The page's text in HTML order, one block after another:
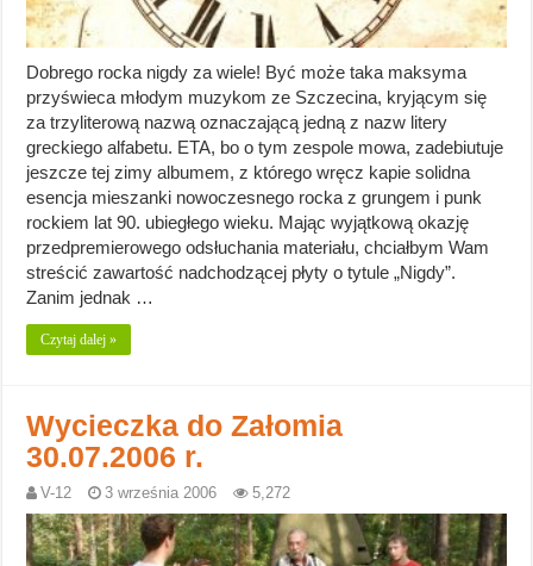
Dobrego rocka nigdy za wiele! Być może taka maksyma
przyświeca młodym muzykom ze Szczecina, kryjącym się
za trzyliterową nazwą oznaczającą jedną z nazw litery
greckiego alfabetu. ETA, bo o tym zespole mowa, zadebiutuje
jeszcze tej zimy albumem, z którego wręcz kapie solidna
esencja mieszanki nowoczesnego rocka z grungem i punk
rockiem lat 90. ubiegłego wieku. Mając wyjątkową okazję
przedpremierowego odsłuchania materiału, chciałbym Wam
streścić zawartość nadchodzącej płyty o tytule „Nigdy”.
Zanim jednak …
Czytaj dalej »
Wycieczka do Załomia
30.07.2006 r.
V-12 3 września 2006 5,272